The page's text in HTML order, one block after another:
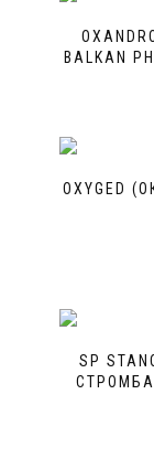
BALKAN
OXYGED
SP